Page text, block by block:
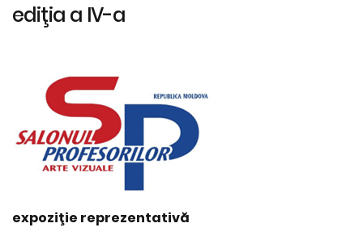
ediţia a IV-a
expoziţie reprezentativă